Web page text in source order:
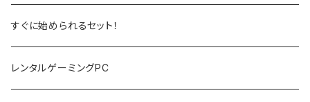
デスクトップPC
PCサーバー
モニター
キーボード
すぐに始められるセット！
レンタルゲーミングPC